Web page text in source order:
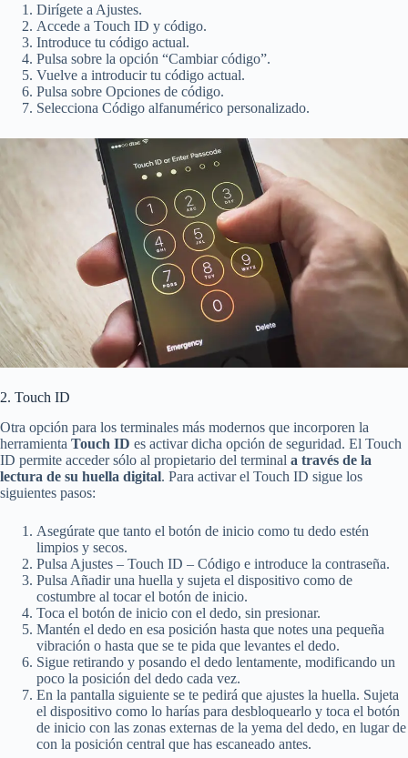
Dirígete a Ajustes.
Accede a Touch ID y código.
Introduce tu código actual.
Pulsa sobre la opción “Cambiar código”.
Vuelve a introducir tu código actual.
Pulsa sobre Opciones de código.
Selecciona Código alfanumérico personalizado.
2. Touch ID
Otra opción para los terminales más modernos que incorporen la
herramienta Touch ID es activar dicha opción de seguridad. El Touch
ID permite acceder sólo al propietario del terminal a través de la
lectura de su huella digital. Para activar el Touch ID sigue los
siguientes pasos:
Asegúrate que tanto el botón de inicio como tu dedo estén
limpios y secos.
Pulsa Ajustes – Touch ID – Código e introduce la contraseña.
Pulsa Añadir una huella y sujeta el dispositivo como de
costumbre al tocar el botón de inicio.
Toca el botón de inicio con el dedo, sin presionar.
Mantén el dedo en esa posición hasta que notes una pequeña
vibración o hasta que se te pida que levantes el dedo.
Sigue retirando y posando el dedo lentamente, modificando un
poco la posición del dedo cada vez.
En la pantalla siguiente se te pedirá que ajustes la huella. Sujeta
el dispositivo como lo harías para desbloquearlo y toca el botón
de inicio con las zonas externas de la yema del dedo, en lugar de
con la posición central que has escaneado antes.